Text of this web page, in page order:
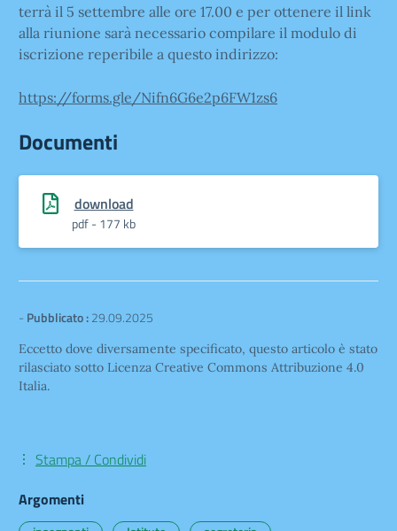
terrà il 5 settembre alle ore 17.00 e per ottenere il link
alla riunione sarà necessario compilare il modulo di
iscrizione reperibile a questo indirizzo:
https://forms.gle/Nifn6G6e2p6FW1zs6
Documenti
download
pdf - 177 kb
- Pubblicato :29.09.2025
Eccetto dove diversamente specificato, questo articolo è stato
rilasciato sotto Licenza Creative Commons Attribuzione 4.0
Italia.
Stampa / Condividi
Argomenti